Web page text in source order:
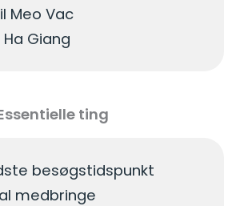
Meo Vac
Giang
ting
besøgstidspunkt
medbringe